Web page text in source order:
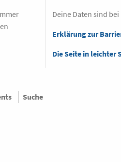
Deine Daten sind
Erklärung zur
Die Seite in leichter
Suche